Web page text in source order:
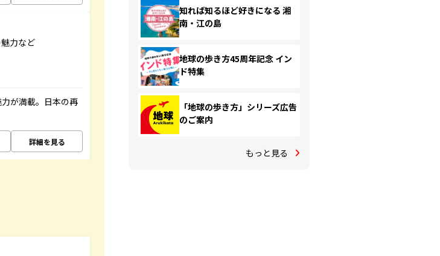
力など
が満載。日本の再
詳細を見る
知れば知るほど好きになる 湘
南・江の島
地球の歩き方45周年記念 イン
ド特集
「地球の歩き方」シリーズ広告
のご案内
もっと見る